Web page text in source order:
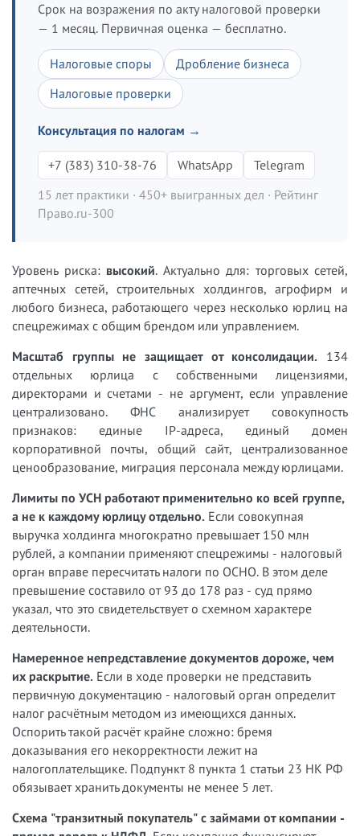
Срок на возражения по акту налоговой проверки
— 1 месяц. Первичная оценка — бесплатно.
Налоговые споры
Дробление бизнеса
Налоговые проверки
Консультация по налогам →
+7 (383) 310-38-76 WhatsApp
Telegram
15 лет практики · 450+ выигранных дел · Рейтинг
Право.ru-300
Уровень риска: высокий. Актуально для: торговых сетей,
аптечных сетей, строительных холдингов, агрофирм и
любого бизнеса, работающего через несколько юрлиц на
спецрежимах с общим брендом или управлением.
Масштаб группы не защищает от консолидации. 134
отдельных юрлица с собственными лицензиями,
директорами и счетами - не аргумент, если управление
централизовано. ФНС анализирует совокупность
признаков: единые IP-адреса, единый домен
корпоративной почты, общий сайт, централизованное
ценообразование, миграция персонала между юрлицами.
Лимиты по УСН работают применительно ко всей группе,
а не к каждому юрлицу отдельно. Если совокупная
выручка холдинга многократно превышает 150 млн
рублей, а компании применяют спецрежимы - налоговый
орган вправе пересчитать налоги по ОСНО. В этом деле
превышение составило от 93 до 178 раз - суд прямо
указал, что это свидетельствует о схемном характере
деятельности.
Намеренное непредставление документов дороже, чем
их раскрытие. Если в ходе проверки не представить
первичную документацию - налоговый орган определит
налог расчётным методом из имеющихся данных.
Оспорить такой расчёт крайне сложно: бремя
доказывания его некорректности лежит на
налогоплательщике. Подпункт 8 пункта 1 статьи 23 НК РФ
обязывает хранить документы не менее 5 лет.
Схема "транзитный покупатель" с займами от компании -